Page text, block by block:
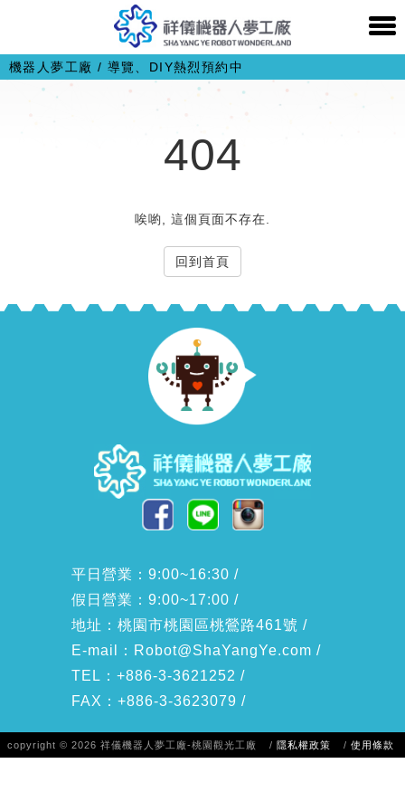
機器人夢工廠 / 導覽、DIY熱烈預約中
404
唉喲, 這個頁面不存在.
回到首頁
平日營業：9:00~16:30 /
假日營業：9:00~17:00 /
地址：桃園市桃園區桃鶯路461號 /
E-mail： Robot@ShaYangYe.com /
TEL：+886-3-3621252 /
FAX：+886-3-3623079 /
copyright © 2026 祥儀機器人夢工廠-桃園觀光工廠 / 隱私權政策 / 使用條款